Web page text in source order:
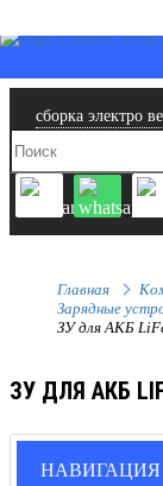
сборка электро
Главная
Зарядные
ЗУ для АКБ
ЗУ ДЛЯ АКБ